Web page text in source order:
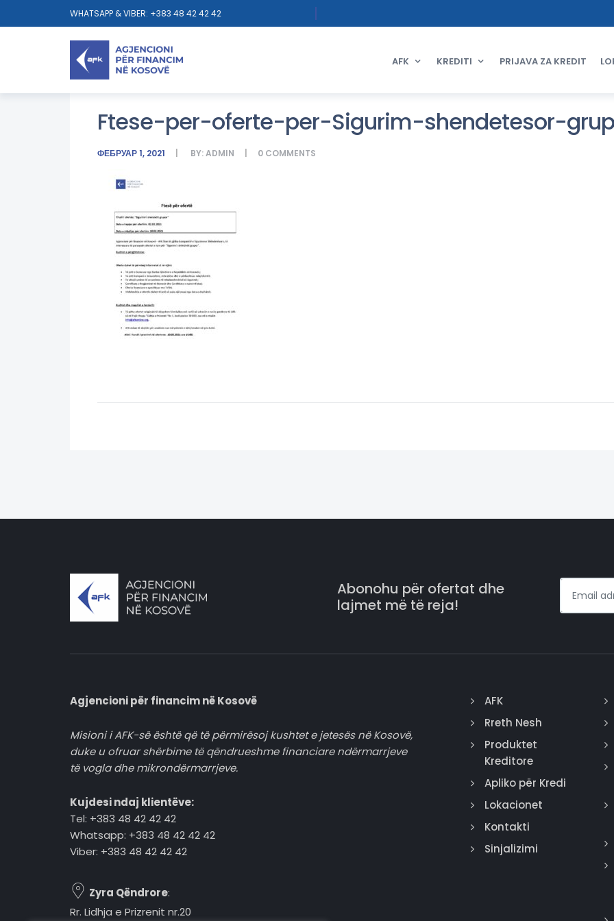
WHATSAPP & VIBER: +383 48 42 42 42
AFK KREDITI PRIJAVA ZA KREDIT
Ftese-per-oferte-per-Sigurim-shendetesor-
ФЕБРУАР 1, 2021 BY:ADMIN 0 COMMENTS
Abonohu për ofertat dhe
lajmet më të reja!
Agjencioni për financim në Kosovë
Misioni i AFK-së është që të përmirësoj kushtet e jetesës në Kosovë,
duke u ofruar shërbime të qëndrueshme financiare ndërmarrjeve
të vogla dhe mikrondërmarrjeve.
Kujdesi ndaj klientëve:
Tel: +383 48 42 42 42
Whatsapp: +383 48 42 42 42
Viber: +383 48 42 42 42
Zyra Qëndrore:
Rr. Lidhja e Prizrenit nr.20
AFK
Rreth Nesh
Produktet
Kreditore
Apliko për Kredi
Lokacionet
Kontakti
Sinjalizimi